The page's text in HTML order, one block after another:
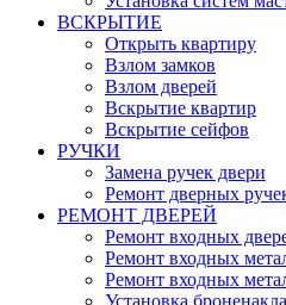
ВСКРЫТИЕ
Открыть квартиру
Взлом замков
Взлом дверей
Вскрытие квартир
Вскрытие сейфов
РУЧКИ
Замена ручек двери
Ремонт дверных
РЕМОНТ ДВЕРЕЙ
Ремонт входных
Ремонт входных
Ремонт входных
Установка